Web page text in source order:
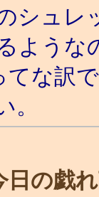
シュレ
ような
てな訳
日の戯